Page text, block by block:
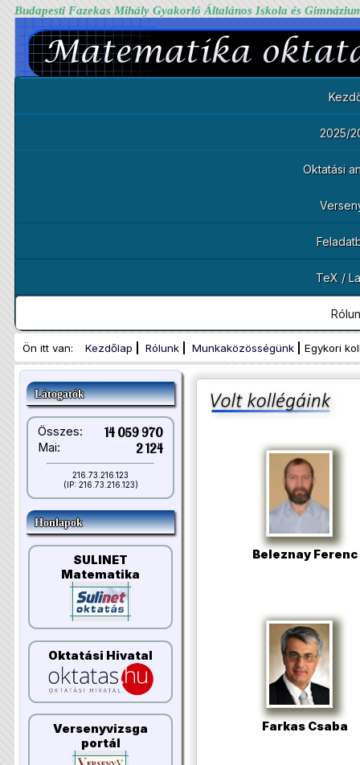
Budapesti Fazekas Mihály Gyakorló Általános Iskola és
2025/
Oktatási
TeX /
Ön itt van: Kezdőlap Rólunk Munkaközösségünk Egykori
Látogatók
Összes: 14 059 970
Mai: 2 124
216.73.216.123
(IP: 216.73.216.123)
Honlapok
SULINET
Matematika
Oktatási Hivatal
Versenyvizsga
portál
Beleznay Ferenc
Farkas Csaba